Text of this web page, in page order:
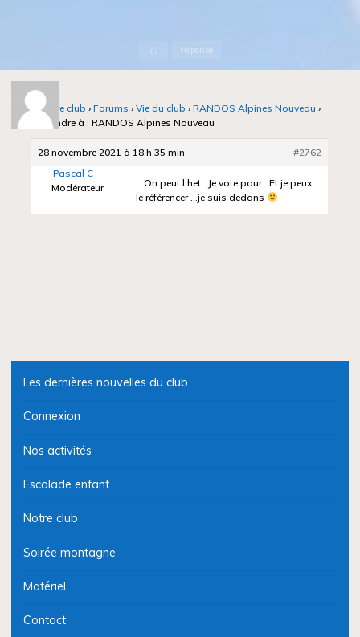
AccueilRéponse
Notre club › Forums › Vie du club › RANDOS Alpines Nouveau ›
Répondre à : RANDOS Alpines Nouveau
28 novembre 2021 à 18 h 35 min
#2762
Pascal C
Modérateur
On peut l het . Je vote pour . Et je peux
le référencer …je suis dedans
Les dernières nouvelles du club
Connexion
Nos activités
Escalade enfant
Notre club
Soirée montagne
Matériel
Contact